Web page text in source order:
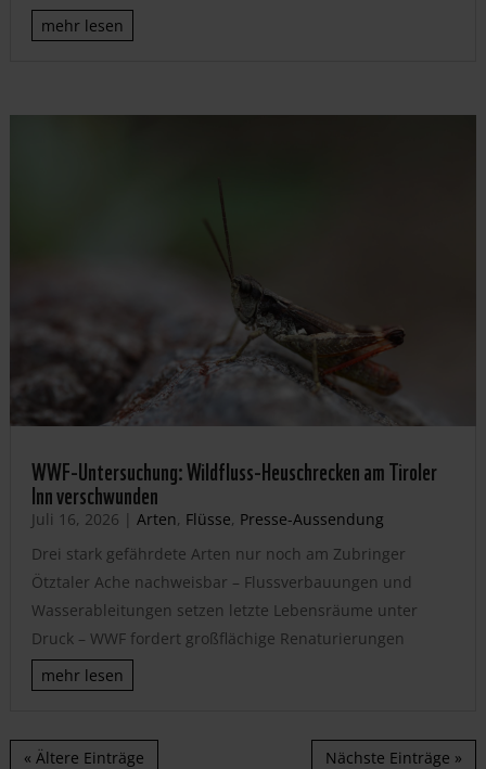
mehr lesen
WWF-Untersuchung: Wildfluss-Heuschrecken am Tiroler
Inn verschwunden
Juli 16, 2026 | Arten, Flüsse, Presse-Aussendung
Drei stark gefährdete Arten nur noch am Zubringer
Ötztaler Ache nachweisbar – Flussverbauungen und
Wasserableitungen setzen letzte Lebensräume unter
Druck – WWF fordert großflächige Renaturierungen
mehr lesen
« Ältere Einträge Nächste Einträge »